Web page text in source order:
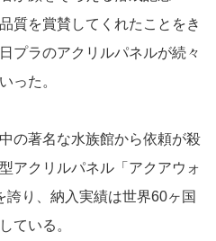
質を賞賛してくれたことをき
プラのアクリルパネルが続々
った。
の著名な水族館から依頼が殺
アクリルパネル「アクアウォ
り、納入実績は世界60ヶ国
ている。